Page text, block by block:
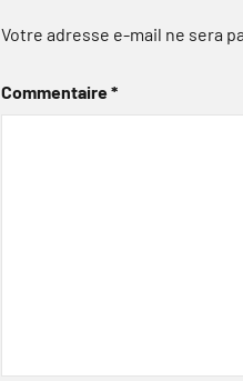
Votre adresse e-mail ne sera
Commentaire*